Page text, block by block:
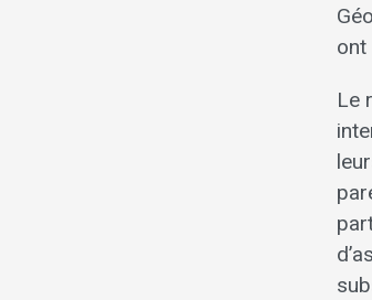
ont
Le